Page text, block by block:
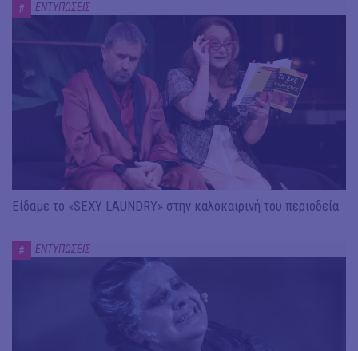
# ΕΝΤΥΠΩΣΕΙΣ
Είδαμε το «SEXY LAUNDRY» στην καλοκαιρινή του περιοδεία
# ΕΝΤΥΠΩΣΕΙΣ